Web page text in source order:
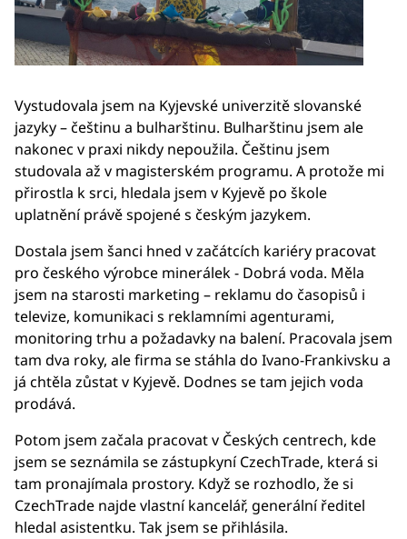
Vystudovala jsem na Kyjevské univerzitě slovanské
jazyky – češtinu a bulharštinu. Bulharštinu jsem ale
nakonec v praxi nikdy nepoužila. Češtinu jsem
studovala až v magisterském programu. A protože mi
přirostla k srci, hledala jsem v Kyjevě po škole
uplatnění právě spojené s českým jazykem.
Dostala jsem šanci hned v začátcích kariéry pracovat
pro českého výrobce minerálek - Dobrá voda. Měla
jsem na starosti marketing – reklamu do časopisů i
televize, komunikaci s reklamními agenturami,
monitoring trhu a požadavky na balení. Pracovala jsem
tam dva roky, ale firma se stáhla do Ivano-Frankivsku a
já chtěla zůstat v Kyjevě. Dodnes se tam jejich voda
prodává.
Potom jsem začala pracovat v Českých centrech, kde
jsem se seznámila se zástupkyní CzechTrade, která si
tam pronajímala prostory. Když se rozhodlo, že si
CzechTrade najde vlastní kancelář, generální ředitel
hledal asistentku. Tak jsem se přihlásila.